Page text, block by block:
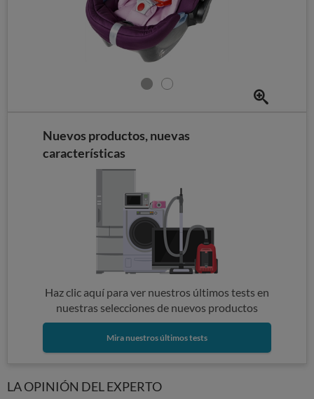
Nuevos productos, nuevas
características
Haz clic aquí para ver nuestros últimos tests en
nuestras selecciones de nuevos productos
Mira nuestros últimos tests
LA OPINIÓN DEL EXPERTO